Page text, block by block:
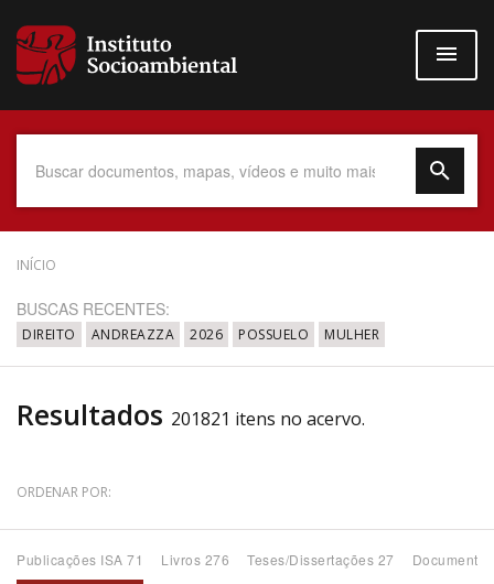
para
conteúdo
Data do Documento
Até
Povo Indígena
INÍCIO
BUSCAS RECENTES:
DIREITO ANDREAZZA 2026 POSSUELO MULHER
Resultados 201821 itens no acervo.
ORDENAR POR:
Publicações ISA 71 Livros 276 Teses/Dissertações 27